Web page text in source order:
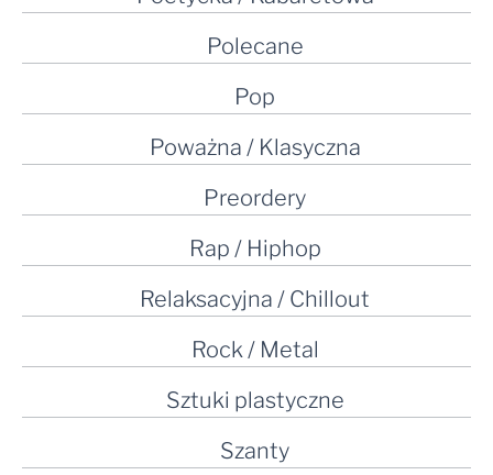
Polecane
Pop
Poważna / Klasyczna
Preordery
Rap / Hiphop
Relaksacyjna / Chillout
Rock / Metal
Sztuki plastyczne
Szanty